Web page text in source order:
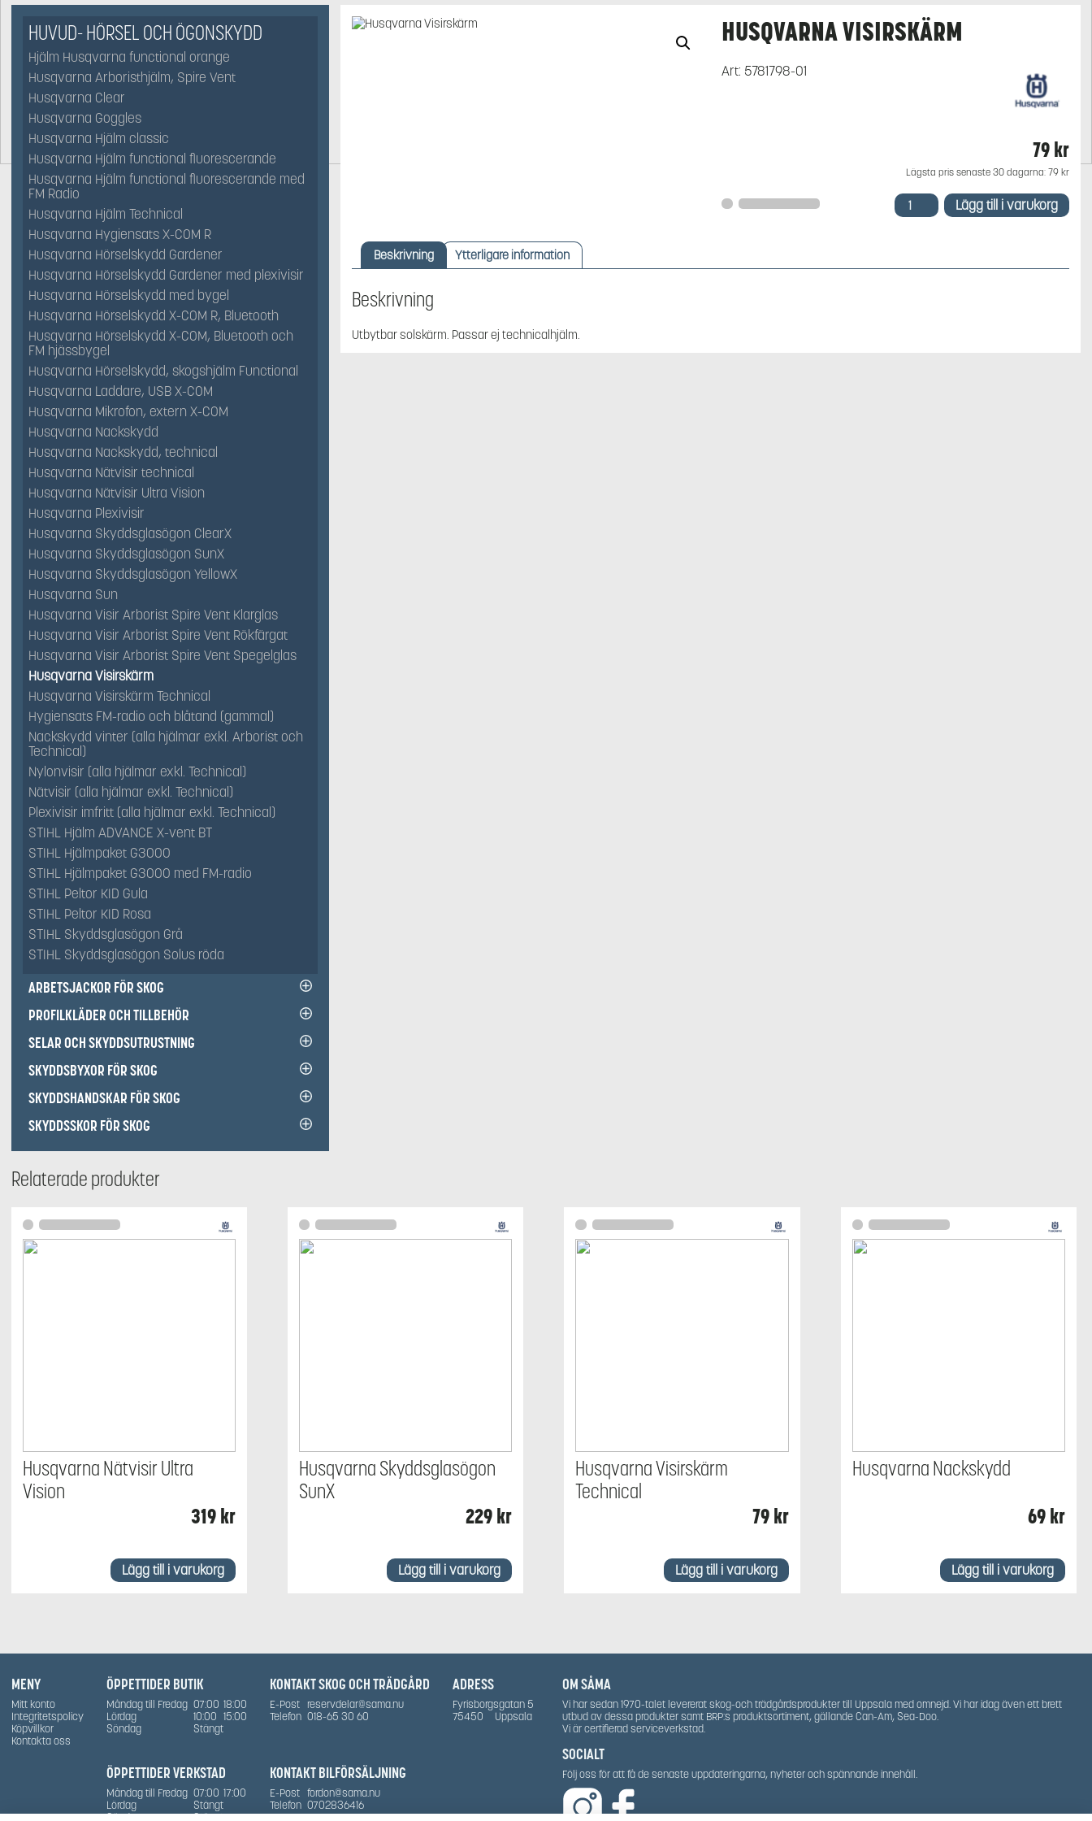
HUVUD- HÖRSEL OCH ÖGONSKYDD
Hjälm Husqvarna functional orange
Husqvarna Arboristhjälm, Spire Vent
Husqvarna Clear
Husqvarna Goggles
Husqvarna Hjälm classic
Husqvarna Hjälm functional fluorescerande
Husqvarna Hjälm functional fluorescerande med
FM Radio
Husqvarna Hjälm Technical
Husqvarna Hygiensats X-COM R
Husqvarna Hörselskydd Gardener
Husqvarna Hörselskydd Gardener med plexivisir
Husqvarna Hörselskydd med bygel
Husqvarna Hörselskydd X-COM R, Bluetooth
Husqvarna Hörselskydd X-COM, Bluetooth och
FM hjässbygel
Husqvarna Hörselskydd, skogshjälm Functional
Husqvarna Laddare, USB X-COM
Husqvarna Mikrofon, extern X-COM
Husqvarna Nackskydd
Husqvarna Nackskydd, technical
Husqvarna Nätvisir technical
Husqvarna Nätvisir Ultra Vision
Husqvarna Plexivisir
Husqvarna Skyddsglasögon ClearX
Husqvarna Skyddsglasögon SunX
Husqvarna Skyddsglasögon YellowX
Husqvarna Sun
Husqvarna Visir Arborist Spire Vent Klarglas
Husqvarna Visir Arborist Spire Vent Rökfärgat
Husqvarna Visir Arborist Spire Vent Spegelglas
Husqvarna Visirskärm
Husqvarna Visirskärm Technical
Hygiensats FM-radio och blåtand (gammal)
Nackskydd vinter (alla hjälmar exkl. Arborist och
Technical)
Nylonvisir (alla hjälmar exkl. Technical)
Nätvisir (alla hjälmar exkl. Technical)
Plexivisir imfritt (alla hjälmar exkl. Technical)
STIHL Hjälm ADVANCE X-vent BT
STIHL Hjälmpaket G3000
STIHL Hjälmpaket G3000 med FM-radio
STIHL Peltor KID Gula
STIHL Peltor KID Rosa
STIHL Skyddsglasögon Grå
STIHL Skyddsglasögon Solus röda
ARBETSJACKOR FÖR SKOG
PROFILKLÄDER OCH TILLBEHÖR
SELAR OCH SKYDDSUTRUSTNING
SKYDDSBYXOR FÖR SKOG
SKYDDSHANDSKAR FÖR SKOG
SKYDDSSKOR FÖR SKOG
HUSQVARNA VISIRSKÄRM
Art: 5781798-01
79kr
Lägsta pris senaste 30 dagarna: 79 kr
Husqvarna
VisirskärmLägg till i varukorg
Beskrivning Ytterligare information
Beskrivning
Utbytbar solskärm. Passar ej technicalhjälm.
Relaterade produkter
Husqvarna Nätvisir Ultra
Vision
319kr
Lägg till i varukorg
Husqvarna Skyddsglasögon
SunX
229kr
Lägg till i varukorg
Husqvarna Visirskärm
Technical
79kr
Lägg till i varukorg
Husqvarna Nackskydd
69kr
Lägg till i varukorg
MENY
Mitt konto
Integritetspolicy
Köpvillkor
Kontakta oss
ÖPPETTIDER BUTIK
Måndag till Fredag 07:00 18:00
Lördag
10:00 15:00
Söndag
Stängt
ÖPPETTIDER VERKSTAD
Måndag till Fredag 07:00 17:00
Lördag
Stängt
Söndag
Stängt
ADRESS
Fyrisborgsgatan 5
75450
Uppsala
KONTAKT SKOG OCH TRÄDGÅRD
E-Post reservdelar@sama.nu
Telefon 018-65 30 60
KONTAKT BILFÖRSÄLJNING
E-Post fordon@sama.nu
Telefon 0702836416
OM SÅMA
Vi har sedan 1970-talet levererat skog-och trädgårdsprodukter till Uppsala med omnejd. Vi har idag även ett brett
utbud av dessa produkter samt BRP:s produktsortiment, gällande Can-Am, Sea-Doo.
Vi är certifierad serviceverkstad.
SOCIALT
Följ oss för att få de senaste uppdateringarna, nyheter och spännande innehåll.